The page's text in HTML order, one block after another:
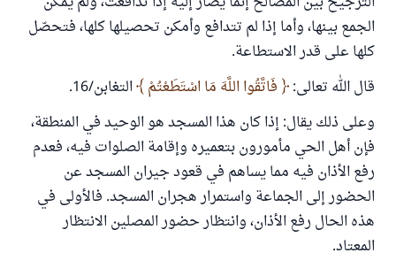
الجمع بينها، وأما إذا لم تتدافع وأمكن تحصيلها كلها، فتحصّل
كلها على قدر الاستطاعة.
قال الله تعالى:
فَاتَّقُوا اللَّهَ مَا اسْتَطَعْتُمْ التغابن/16.
وعلى ذلك يقال: إذا كان هذا المسجد هو الوحيد في المنطقة،
فإن أهل الحي مأمورون بتعميره وإقامة الصلوات فيه، فعدم
رفع الأذان فيه مما يساهم في قعود جيران المسجد عن
الحضور إلى الجماعة واستمرار هجران المسجد. فالأولى في
هذه الحال رفع الأذان، وانتظار حضور المصلين الانتظار
المعتاد.